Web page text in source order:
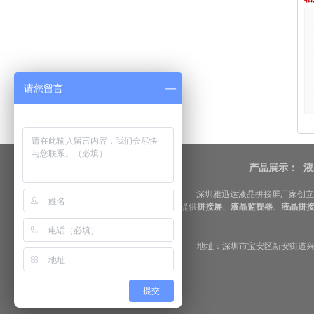
产品展示：
深圳雅迅达液晶拼接屏厂家创
提供拼接屏、 液晶监视器、 液晶拼
地址：深圳市宝安区新安街道
请您留言
提交